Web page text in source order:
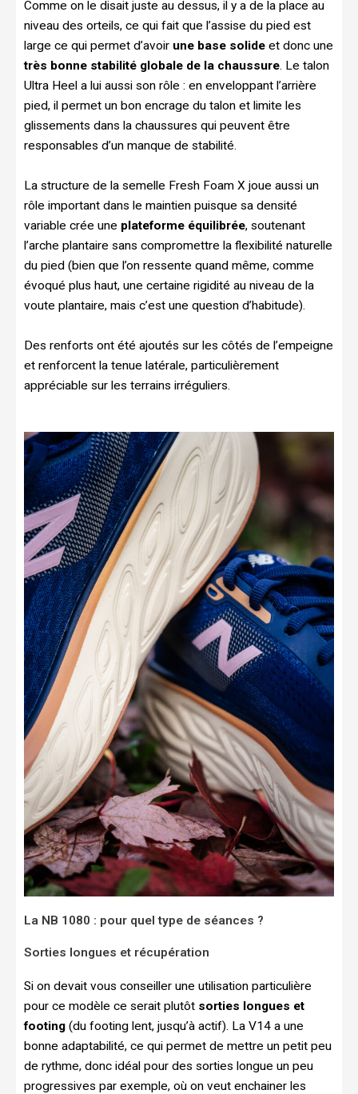
Comme on le disait juste au dessus, il y a de la place au
niveau des orteils, ce qui fait que l’assise du pied est
large ce qui permet d’avoir une base solide et donc une
très bonne stabilité globale de la chaussure. Le talon
Ultra Heel a lui aussi son rôle : en enveloppant l’arrière
pied, il permet un bon encrage du talon et limite les
glissements dans la chaussures qui peuvent être
responsables d’un manque de stabilité.
La structure de la semelle Fresh Foam X joue aussi un
rôle important dans le maintien puisque sa densité
variable crée une plateforme équilibrée, soutenant
l’arche plantaire sans compromettre la flexibilité naturelle
du pied (bien que l’on ressente quand même, comme
évoqué plus haut, une certaine rigidité au niveau de la
voute plantaire, mais c’est une question d’habitude).
Des renforts ont été ajoutés sur les côtés de l’empeigne
et renforcent la tenue latérale, particulièrement
appréciable sur les terrains irréguliers.
La NB 1080 : pour quel type de séances ?
Sorties longues et récupération
Si on devait vous conseiller une utilisation particulière
pour ce modèle ce serait plutôt sorties longues et
footing (du footing lent, jusqu’à actif). La V14 a une
bonne adaptabilité, ce qui permet de mettre un petit peu
de rythme, donc idéal pour des sorties longue un peu
progressives par exemple, où on veut enchainer les